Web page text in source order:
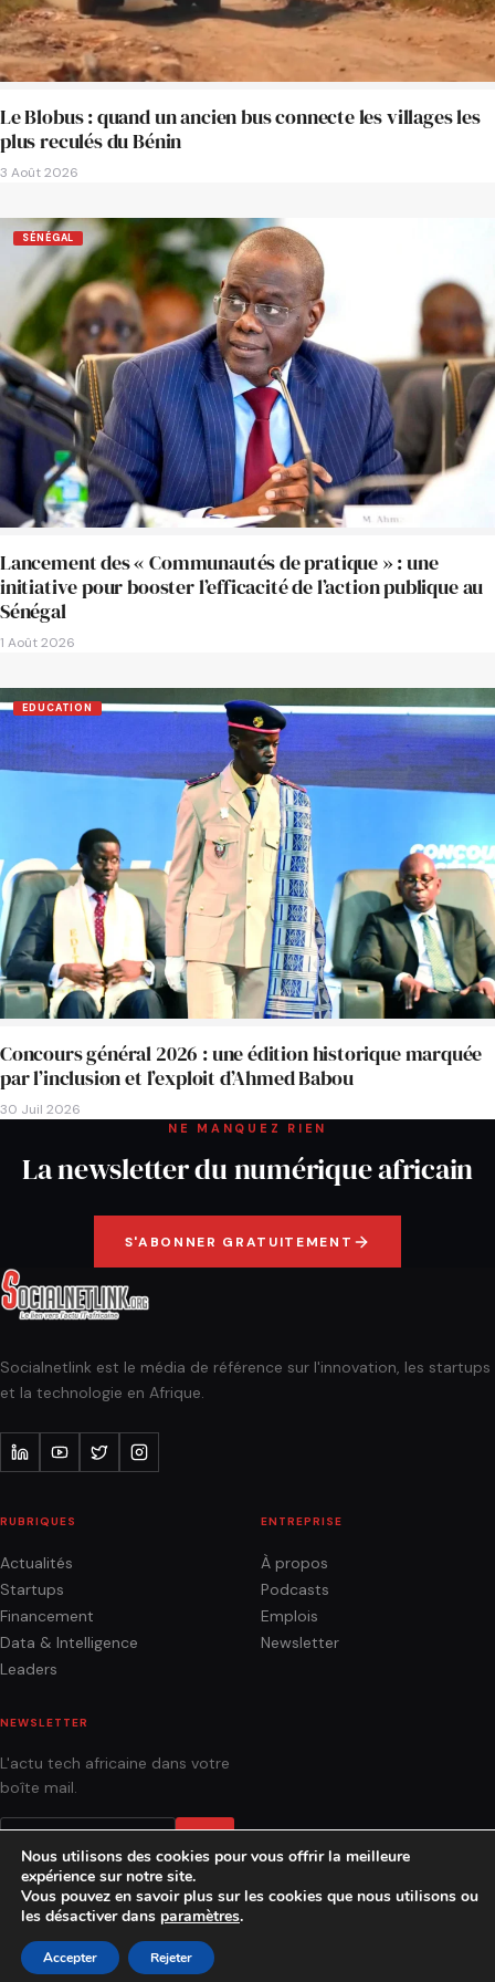
Le Blobus : quand un ancien bus connecte les villages les
plus reculés du Bénin
3 Août 2026
SÉNÉGAL
Lancement des « Communautés de pratique » : une
initiative pour booster l’efficacité de l’action publique au
Sénégal
1 Août 2026
EDUCATION
Concours général 2026 : une édition historique marquée
par l’inclusion et l’exploit d’Ahmed Babou
30 Juil 2026
NE MANQUEZ RIEN
La newsletter du numérique africain
S'ABONNER GRATUITEMENT
Socialnetlink est le média de référence sur l'innovation, les startups
et la technologie en Afrique.
RUBRIQUES
Actualités
Startups
Financement
Data & Intelligence
Leaders
ENTREPRISE
À propos
Podcasts
Emplois
Newsletter
NEWSLETTER
L'actu tech africaine dans votre
boîte mail.
ACTUALITÉSANALYSES PODCASTS AGENCE
© 2026 Socialnetlink · Fait à Dakar, Sénégal.
Nous utilisons des cookies pour vous offrir la meilleure
expérience sur notre site.
Vous pouvez en savoir plus sur les cookies que nous utilisons ou
les désactiver dans paramètres.
Accepter Rejeter